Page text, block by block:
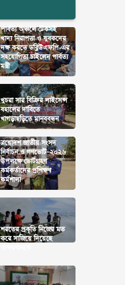
পার্বত্য অঞ্চলে টেকসই
খাদ্য নিরাপত্তা ও যুবকদের
দক্ষ করতে ডব্লিউএফপি-এর
সহযোগিতা চাইলেন পার্বত্য
মন্ত্রী
খুচরা সার বিক্রির লাইসেন্স
বহালের দাবিতে
খাগড়াছড়িতে মানববন্ধন
ত্রয়োদশ জাতীয় সংসদ
নির্বাচন ও গণভোট–২০২৬
উপলক্ষে ভোটগ্রহণ
কর্মকর্তাদের প্রশিক্ষণ
কর্মশালা
শরতের প্রকৃতি নিজের মত
করে সাজিয়ে দিয়েছে